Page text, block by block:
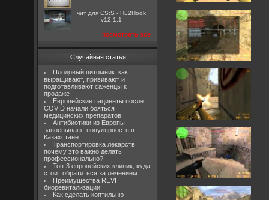
чит для CS:S - HL2Hook
v12.1.1
посмотреть все
Случайная статья
Плодовый питомник: как
выращивают, прививают и
подготавливают саженцы к
продаже
Европейские пациенты после
COVID начали бояться
медицинских препаратов
Антибиотики из Европы
завоевывают популярность в
Казахстане
Транспортировка лекарств:
почему это важно делать
профессионально?
Топ-3 европейских клиник, куда
стоит обратиться за лечением
Преимущества REVI
биоревитализации
Как сделать коптильню